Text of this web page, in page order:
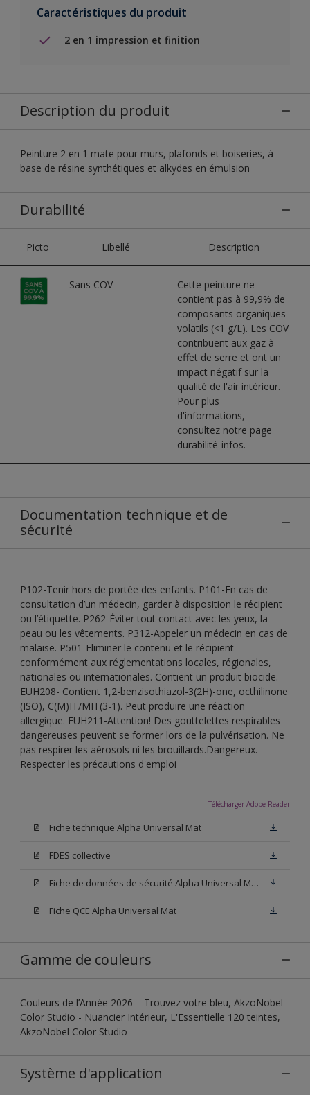
Caractéristiques du produit
2 en 1 impression et finition
Description du produit
Peinture 2 en 1 mate pour murs, plafonds et boiseries, à
base de résine synthétiques et alkydes en émulsion
Durabilité
Picto Libellé Description
Sans COV
Cette peinture ne
contient pas à 99,9% de
composants organiques
volatils (<1 g/L). Les COV
contribuent aux gaz à
effet de serre et ont un
impact négatif sur la
qualité de l'air intérieur.
Pour plus
d'informations,
consultez notre page
durabilité-infos.
Documentation technique et de
sécurité
P102-Tenir hors de portée des enfants. P101-En cas de
consultation d’un médecin, garder à disposition le récipient
ou l’étiquette. P262-Éviter tout contact avec les yeux, la
peau ou les vêtements. P312-Appeler un médecin en cas de
malaise. P501-Eliminer le contenu et le récipient
conformément aux réglementations locales, régionales,
nationales ou internationales. Contient un produit biocide.
EUH208- Contient 1,2-benzisothiazol-3(2H)-one, octhilinone
(ISO), C(M)IT/MIT(3-1). Peut produire une réaction
allergique. EUH211-Attention! Des gouttelettes respirables
dangereuses peuvent se former lors de la pulvérisation. Ne
pas respirer les aérosols ni les brouillards.Dangereux.
Respecter les précautions d'emploi
Télécharger Adobe Reader
Fiche technique Alpha Universal Mat
FDES collective
Fiche de données de sécurité Alpha Universal Mat Base W05
Fiche QCE Alpha Universal Mat
Gamme de couleurs
Couleurs de l’Année 2026 – Trouvez votre bleu, AkzoNobel
Color Studio - Nuancier Intérieur, L'Essentielle 120 teintes,
AkzoNobel Color Studio
Système d'application